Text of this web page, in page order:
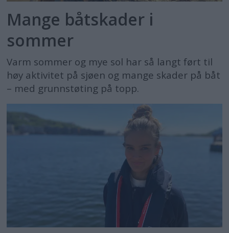
Mange båtskader i
sommer
Varm sommer og mye sol har så langt ført til
høy aktivitet på sjøen og mange skader på båt
– med grunnstøting på topp.